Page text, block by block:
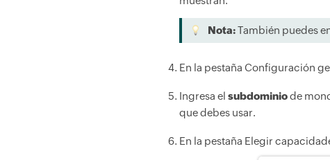
Nota:También puedes
En la pestaña Configuración
Ingresa el subdominiode
que debes usar.
En la pestaña Elegir